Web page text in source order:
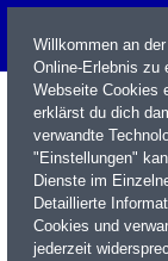
Name / WKN / ISIN /
Willkommen an
Online-Erlebnis zu
Webseite Cookies
erklärst du dich
verwandte
"Einstellungen"
Dienste im
Detaillierte
Cookies und
jederzeit